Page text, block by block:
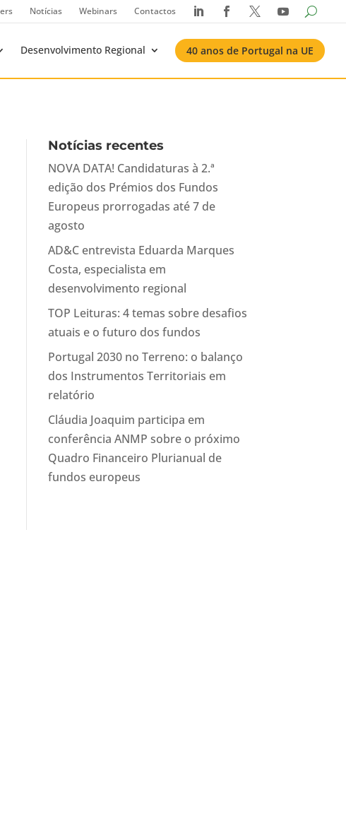
Notícias Webinars Contactos    
Desenvolvimento Regional 40 anos de Portugal na UE
Notícias recentes
NOVA DATA! Candidaturas à 2.ª
edição dos Prémios dos Fundos
Europeus prorrogadas até 7 de
agosto
AD&C entrevista Eduarda Marques
Costa, especialista em
desenvolvimento regional
TOP Leituras: 4 temas sobre desafios
atuais e o futuro dos fundos
Portugal 2030 no Terreno: o balanço
dos Instrumentos Territoriais em
relatório
Cláudia Joaquim participa em
conferência ANMP sobre o próximo
Quadro Financeiro Plurianual de
fundos europeus